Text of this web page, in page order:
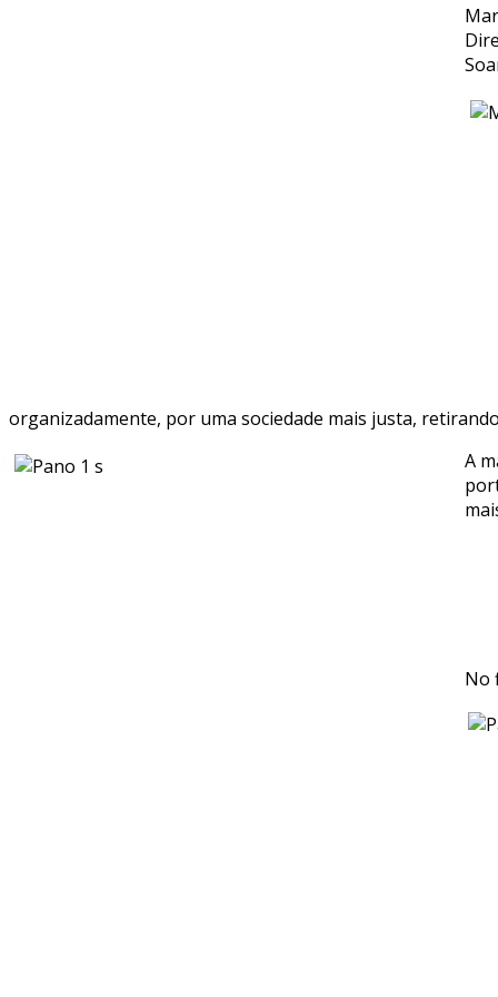
organizadamente, por uma sociedade mais justa,
A
No